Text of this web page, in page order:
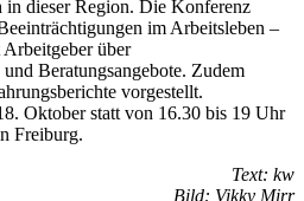
in dieser Region. Die Konferenz
im Arbeitsleben –
über
Beratungsangebote. Zudem
vorgestellt.
Oktober statt von 16.30 bis 19 Uhr
Freiburg.
Text: kw
Bild: Vikky Mirr